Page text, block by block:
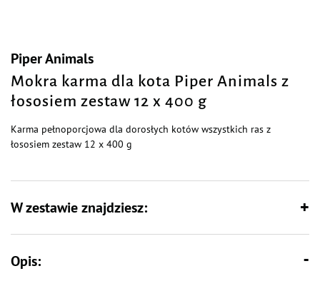
Piper Animals
Mokra karma dla kota Piper Animals z
łososiem zestaw 12 x 400 g
Karma pełnoporcjowa dla dorosłych kotów wszystkich ras z
łososiem zestaw 12 x 400 g
W zestawie znajdziesz:
Opis: